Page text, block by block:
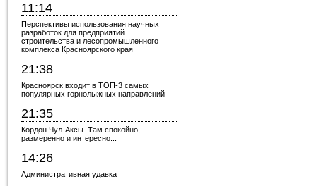
11:14
Перспективы использования научных
разработок для предприятий
строительства и лесопромышленного
комплекса Красноярского края
21:38
Красноярск входит в ТОП-3 самых
популярных горнолыжных направлений
21:35
Кордон Чул-Аксы. Там спокойно,
размеренно и интересно...
14:26
Административная удавка